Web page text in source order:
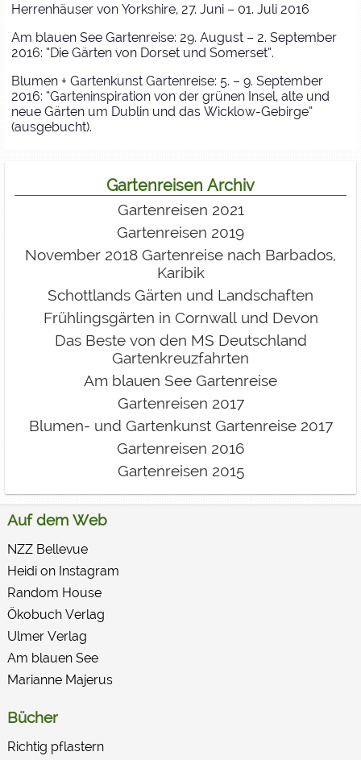
Herrenhäuser von Yorkshire, 27. Juni – 01. Juli 2016
Am blauen See Gartenreise: 29. August – 2. September
2016: “Die Gärten von Dorset und Somerset”.
Blumen + Gartenkunst Gartenreise: 5. – 9. September
2016: “Garteninspiration von der grünen Insel, alte und
neue Gärten um Dublin und das Wicklow-Gebirge”
(ausgebucht).
Gartenreisen Archiv
Gartenreisen 2021
Gartenreisen 2019
November 2018 Gartenreise nach Barbados,
Karibik
Schottlands Gärten und Landschaften
Frühlingsgärten in Cornwall und Devon
Das Beste von den MS Deutschland
Gartenkreuzfahrten
Am blauen See Gartenreise
Gartenreisen 2017
Blumen- und Gartenkunst Gartenreise 2017
Gartenreisen 2016
Gartenreisen 2015
Auf dem Web
NZZ Bellevue
Heidi on Instagram
Random House
Ökobuch Verlag
Ulmer Verlag
Am blauen See
Marianne Majerus
Bücher
Richtig pflastern